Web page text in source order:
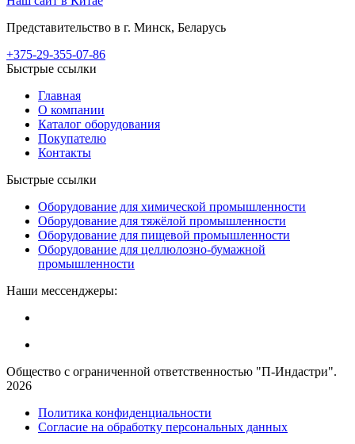
Представительство в г. Минск, Беларусь
+375-29-355-07-86
Быстрые ссылки
Главная
О компании
Каталог оборудования
Покупателю
Контакты
Быстрые ссылки
Оборудование для химической промышленности
Оборудование для тяжёлой промышленности
Оборудование для пищевой промышленности
Оборудование для целлюлозно-бумажной
промышленности
Наши мессенджеры:
Общество с ограниченной ответственностью "П-Индастри".
2026
Политика конфиденциальности
Согласие на обработку персональных данных